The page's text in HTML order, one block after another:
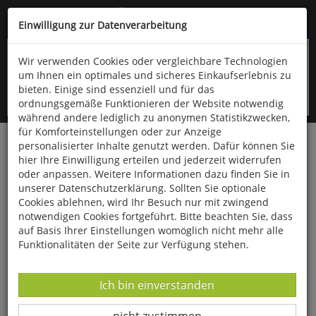
Kompletten Head der Seite überspringen
oder (06766) 9323-960
Startseite Bücher Downloads
Zeitschriften
Der Falke
Fotogalerie: Fotowettbewerb Rotkehlchen in
Park und Garten
Einwilligung zur Datenverarbeitung
Wir verwenden Cookies oder vergleichbare Technologien
um Ihnen ein optimales und sicheres Einkaufserlebnis zu
bieten. Einige sind essenziell und für das
ordnungsgemäße Funktionieren der Website notwendig
während andere lediglich zu anonymen Statistikzwecken,
für Komforteinstellungen oder zur Anzeige
personalisierter Inhalte genutzt werden. Dafür können Sie
hier Ihre Einwilligung erteilen und jederzeit widerrufen
oder anpassen. Weitere Informationen dazu finden Sie in
unserer Datenschutzerklärung. Sollten Sie optionale
Cookies ablehnen, wird Ihr Besuch nur mit zwingend
notwendigen Cookies fortgeführt. Bitte beachten Sie, dass
auf Basis Ihrer Einstellungen womöglich nicht mehr alle
Funktionalitäten der Seite zur Verfügung stehen.
Datenverarbeitung -
Ich bin einverstanden